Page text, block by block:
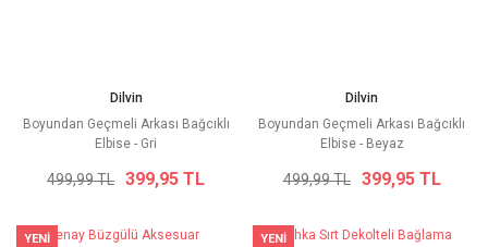
Dilvin
Boyundan Geçmeli Arkası Bağcıklı
Elbise - Gri
499,99 TL 399,95 TL
Dilvin
Boyundan Geçmeli Arkası Bağcıklı
Elbise - Beyaz
499,99 TL 399,95 TL
YENİ YENİ